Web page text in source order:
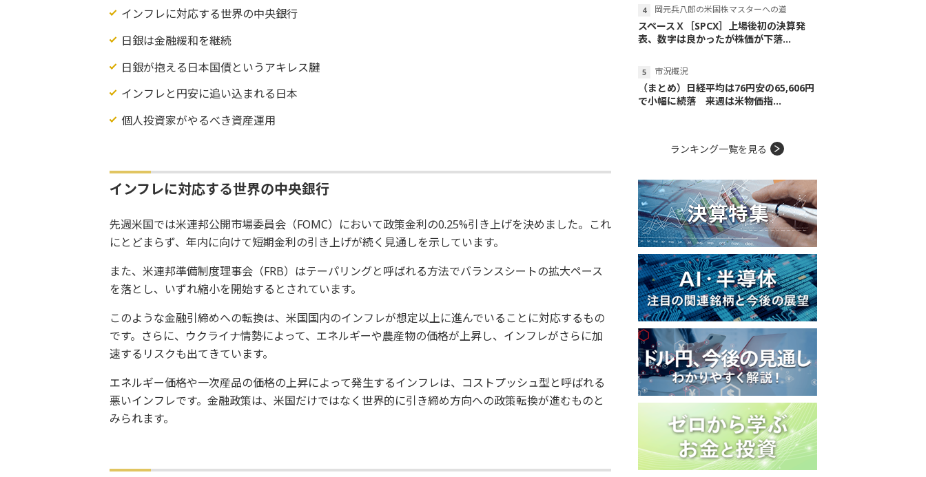
インフレに対応する世界の中央銀行
日銀は金融緩和を継続
日銀が抱える日本国債というアキレス腱
インフレと円安に追い込まれる日本
個人投資家がやるべき資産運用
インフレに対応する世界の中央銀行
先週米国では米連邦公開市場委員会（FOMC）において政策金利の0.25%引き上げを決めました。これ
にとどまらず、年内に向けて短期金利の引き上げが続く見通しを示しています。
また、米連邦準備制度理事会（FRB）はテーパリングと呼ばれる方法でバランスシートの拡大ペース
を落とし、いずれ縮小を開始するとされています。
このような金融引締めへの転換は、米国国内のインフレが想定以上に進んでいることに対応するもの
です。さらに、ウクライナ情勢によって、エネルギーや農産物の価格が上昇し、インフレがさらに加
速するリスクも出てきています。
エネルギー価格や一次産品の価格の上昇によって発生するインフレは、コストプッシュ型と呼ばれる
悪いインフレです。金融政策は、米国だけではなく世界的に引き締め方向への政策転換が進むものと
みられます。
岡元兵八郎の米国株マスターへの道
スペースＸ［SPCX］上場後初の決算発
表、数字は良かったが株価が下落...
市況概況
（まとめ）日経平均は76円安の65,606円
で小幅に続落 来週は米物価指...
ランキング一覧を見る